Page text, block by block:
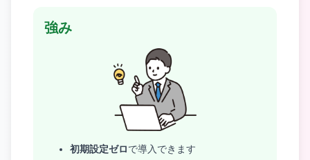
強み
初期設定ゼロで導入できます